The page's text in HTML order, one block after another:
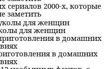
сериалов 2000-х, которые
заметить
для женщин
в домашних